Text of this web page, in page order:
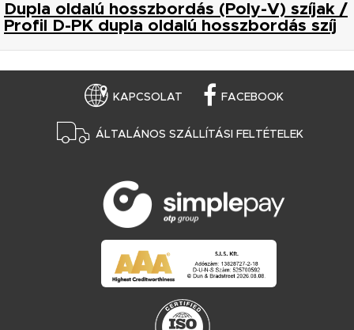
Dupla oldalú hosszbordás (Poly-V) szíjak /
Profil D-PK dupla oldalú hosszbordás szíj
KAPCSOLAT FACEBOOK
ÁLTALÁNOS SZÁLLÍTÁSI FELTÉTELEK